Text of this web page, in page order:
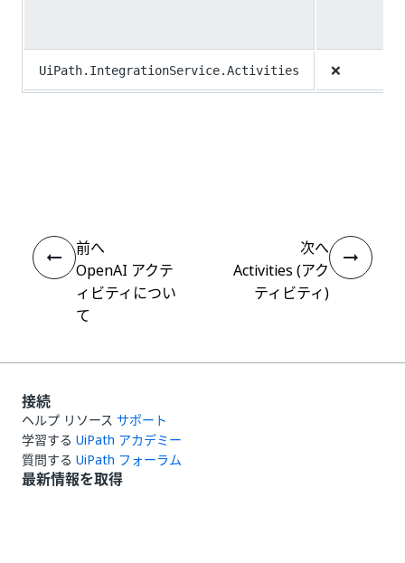
UiPath.IntegrationService.Activities ❌
前へ
OpenAI アクテ
ィビティについ
て
次へ
Activities (アク
ティビティ)
接続
ヘルプ リソース サポート
学習する UiPath アカデミー
質問する UiPath フォーラム
最新情報を取得